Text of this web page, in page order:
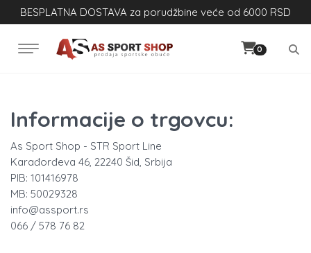
BESPLATNA DOSTAVA za porudžbine veće od 6000 RSD
0
Informacije o trgovcu:
As Sport Shop - STR Sport Line
Karađorđeva 46, 22240 Šid, Srbija
PIB: 101416978
MB: 50029328
info@assport.rs
066 / 578 76 82